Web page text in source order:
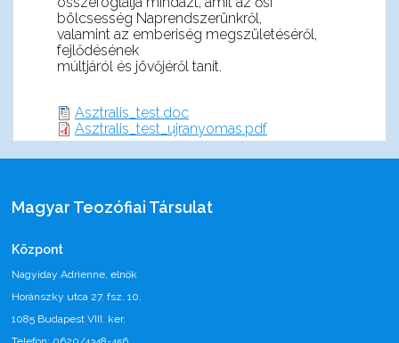
bölcsesség Naprendszerünkről,
valamint az emberiség megszületéséről,
fejlődésének
múltjáról és jövőjéről tanít.
Asztralis_test.doc
Asztralis_test_ujranyomas.pdf
Magyar Teozófiai Társulat
Központ
Nagyiday Adrienne, elnök
Horánszky utca 27. fsz. 10.
1085 Budapest VIII. ker.